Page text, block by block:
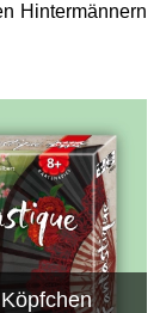
Hintermännern